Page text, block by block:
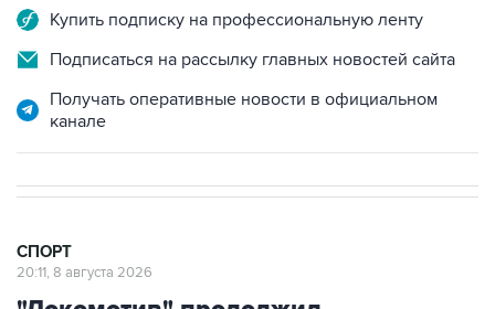
Подписаться на рассылку главных новостей сайта
Получать оперативные новости в официальном
канале
"Локомотив" продолжил
безвыигрышную серию в РПЛ